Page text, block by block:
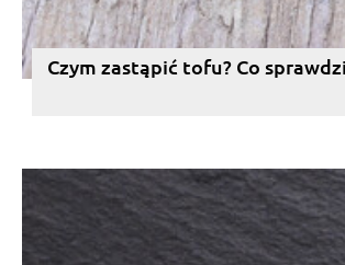
Czym zastąpić tofu? Co